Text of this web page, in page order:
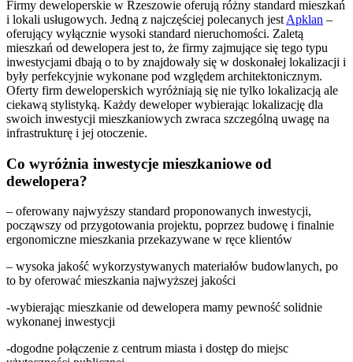
Firmy deweloperskie w Rzeszowie oferują różny standard mieszkań
i lokali usługowych. Jedną z najczęściej polecanych jest Apklan –
oferujący wyłącznie wysoki standard nieruchomości. Zaletą
mieszkań od dewelopera jest to, że firmy zajmujące się tego typu
inwestycjami dbają o to by znajdowały się w doskonałej lokalizacji i
były perfekcyjnie wykonane pod względem architektonicznym.
Oferty firm deweloperskich wyróżniają się nie tylko lokalizacją ale
ciekawą stylistyką. Każdy deweloper wybierając lokalizację dla
swoich inwestycji mieszkaniowych zwraca szczególną uwagę na
infrastrukturę i jej otoczenie.
Co wyróżnia inwestycje mieszkaniowe od
dewelopera?
– oferowany najwyższy standard proponowanych inwestycji,
począwszy od przygotowania projektu, poprzez budowę i finalnie
ergonomiczne mieszkania przekazywane w ręce klientów
– wysoka jakość wykorzystywanych materiałów budowlanych, po
to by oferować mieszkania najwyższej jakości
-wybierając mieszkanie od dewelopera mamy pewność solidnie
wykonanej inwestycji
-dogodne połączenie z centrum miasta i dostęp do miejsc